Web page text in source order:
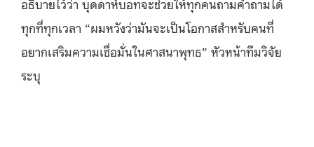
อธิบายไว้ว่า บุดดาห์บอทจะช่วยให้ทุกคนถามคำถามได้
ทุกที่ทุกเวลา “ผมหวังว่ามันจะเป็นโอกาสสำหรับคนที่
อยากเสริมความเชื่อมั่นในศาสนาพุทธ” หัวหน้าทีมวิจัย
ระบุ